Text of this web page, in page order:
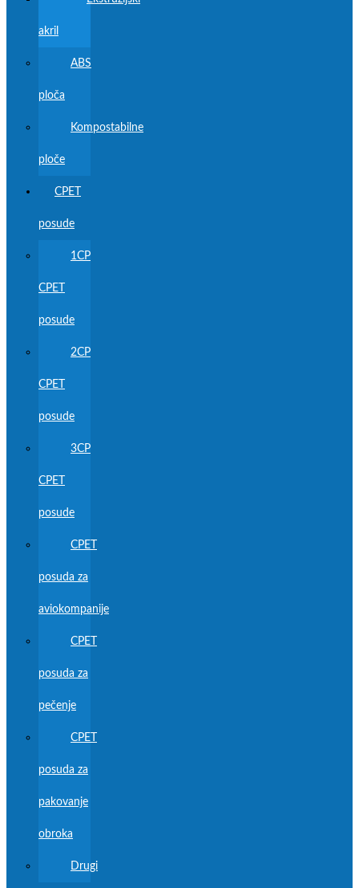
akril
ABS
ploča
Kompostabilne
ploče
CPET
posude
1CP
CPET
posude
2CP
CPET
posude
3CP
CPET
posude
CPET
posuda za
aviokompanije
CPET
posuda za
pečenje
CPET
posuda za
pakovanje
obroka
Drugi